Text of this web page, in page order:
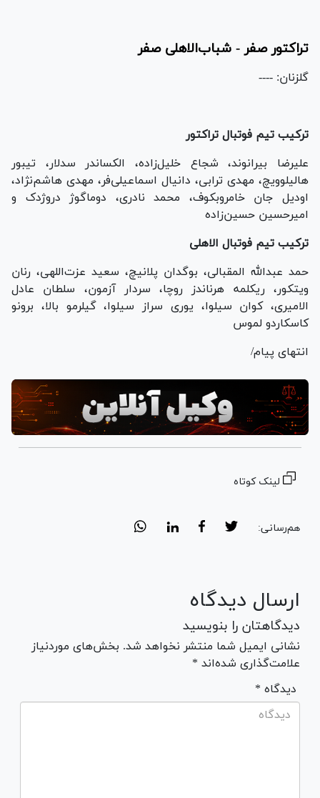
تراکتور صفر - شباب‌الاهلی صفر
گلزنان: ----
ترکیب تیم فوتبال تراکتور
علیرضا بیرانوند، شجاع خلیل‌زاده، الکساندر سدلار، تیبور
هالیلوویچ، مهدی ترابی، دانیال اسماعیلی‌فر، مهدی هاشم‌نژاد،
اودیل جان خامروبکوف، محمد نادری، دوماگوژ دروژدک و
امیرحسین حسین‌زاده
ترکیب تیم فوتبال الاهلی
حمد عبدالله المقبالی، بوگدان پلانیچ، سعید عزت‌اللهی، رنان
ویتکور، ریکلمه هرناندز روچا، سردار آزمون، سلطان عادل
الامیری، کوان سیلوا، یوری سراز سیلوا، گیلرمو بالا، برونو
کاسکاردو لموس
انتهای پیام/
لینک کوتاه
هم‌رسانی:
ارسال دیدگاه
دیدگاهتان را بنویسید
نشانی ایمیل شما منتشر نخواهد شد. بخش‌های موردنیاز
علامت‌گذاری شده‌اند *
* دیدگاه